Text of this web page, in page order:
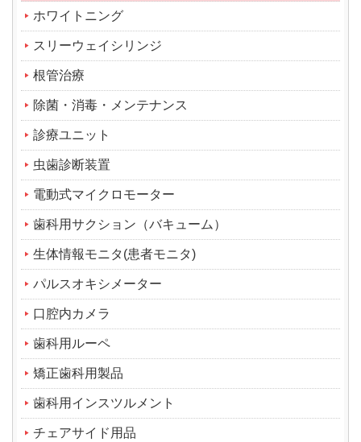
ホワイトニング
スリーウェイシリンジ
根管治療
除菌・消毒・メンテナンス
診療ユニット
虫歯診断装置
電動式マイクロモーター
歯科用サクション（バキューム）
生体情報モニタ(患者モニタ)
パルスオキシメーター
口腔内カメラ
歯科用ルーペ
矯正歯科用製品
歯科用インスツルメント
チェアサイド用品